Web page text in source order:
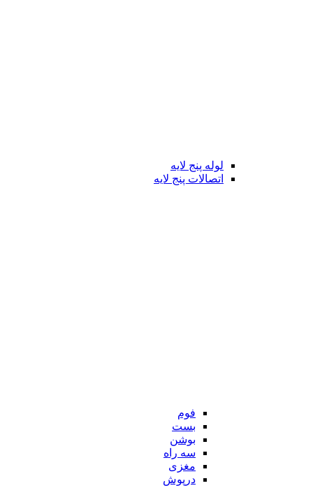
لوله پنج لایه
اتصالات پنج لایه
فوم
بست
بوشن
سه راه
مغزی
درپوش